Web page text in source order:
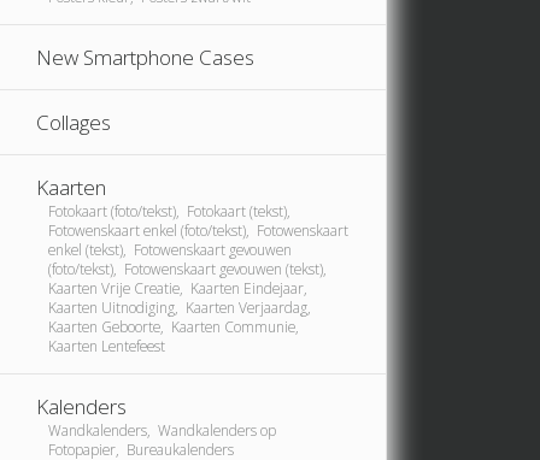
New Smartphone Cases
Collages
Kaarten
Fotokaart (foto/tekst), Fotokaart (tekst),
Fotowenskaart enkel (foto/tekst), Fotowenskaart
enkel (tekst), Fotowenskaart gevouwen
(foto/tekst), Fotowenskaart gevouwen (tekst),
Kaarten Vrije Creatie, Kaarten Eindejaar,
Kaarten Uitnodiging, Kaarten Verjaardag,
Kaarten Geboorte, Kaarten Communie,
Kaarten Lentefeest
Kalenders
Wandkalenders, Wandkalenders op
Fotopapier, Bureaukalenders